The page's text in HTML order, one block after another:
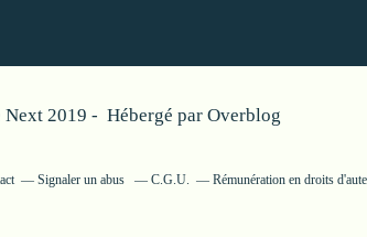
Next 2019 - Hébergé par Overblog
Signaler un abus C.G.U. Rémunération en droits